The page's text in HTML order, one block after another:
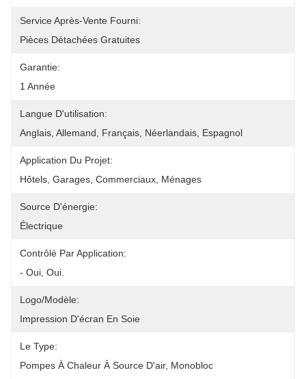
Service Après-Vente Fourni:
Pièces Détachées Gratuites
Garantie:
1 Année
Langue D'utilisation:
Anglais, Allemand, Français, Néerlandais, Espagnol
Application Du Projet:
Hôtels, Garages, Commerciaux, Ménages
Source D'énergie:
Électrique
Contrôlé Par Application:
- Oui, Oui.
Logo/modèle:
Impression D'écran En Soie
Le Type:
Pompes À Chaleur À Source D'air, Monobloc